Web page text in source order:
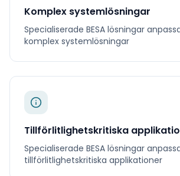
Komplex systemlösningar
Specialiserade BESA lösningar
komplex systemlösningar
Tillförlitlighetskritiska
Specialiserade BESA lösningar
tillförlitlighetskritiska applikationer